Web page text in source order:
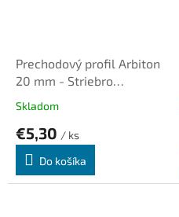
Prechodový profil Arbiton
20 mm - Striebro
samolepiaci plochý
Skladom
€5,30 / ks
Do košíka